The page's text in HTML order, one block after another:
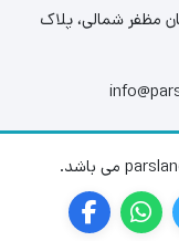
مظفر شمالی، پلاک